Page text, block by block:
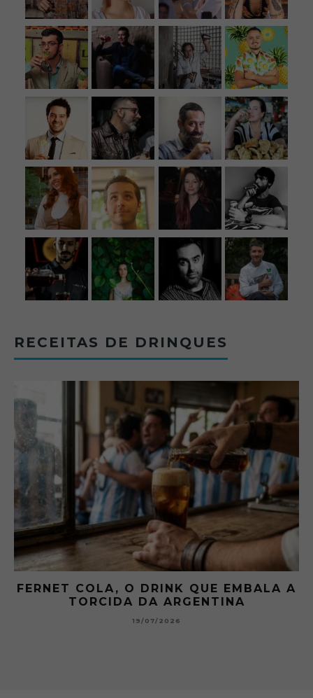
RECEITAS DE DRINQUES
FERNET COLA, O DRINK QUE EMBALA A
TORCIDA DA ARGENTINA
19/07/2026